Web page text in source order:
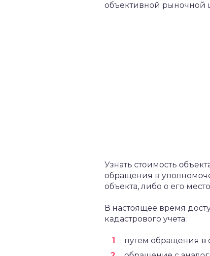
объективной рыночной
Узнать стоимость
обращения в
объекта, либо о его
В настоящее время
кадастрового учета:
путем обращения в